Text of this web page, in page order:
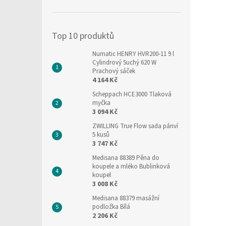
Top 10 produktů
Numatic HENRY HVR200-11 9 l
Cylindrový Suchý 620 W
Prachový sáček
4 164 Kč
Scheppach HCE3000 Tlaková
myčka
3 094 Kč
ZWILLING True Flow sada pánví
5 kusů
3 747 Kč
Medisana 88389 Pěna do
koupele a mléko Bublinková
koupel
3 008 Kč
Medisana 88379 masážní
podložka Bílá
2 206 Kč